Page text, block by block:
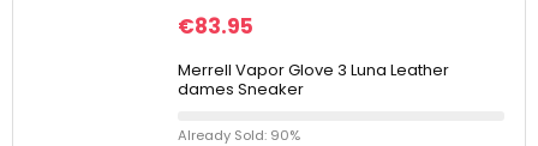
€83.95
Merrell Vapor Glove 3 Luna Leather
dames Sneaker
Already Sold: 90%